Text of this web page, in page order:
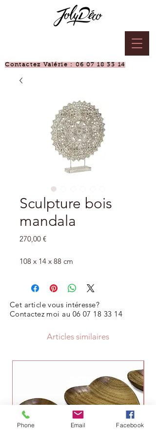
Contactez Valérie :06 07 18 33 14
Sculpture bois
mandala
270,00 €Prix
108 x 14 x 88 cm
Cet article vous intéresse?
Contactez moi au 06 07 18 33 14
Articles similaires
Phone Email Facebook